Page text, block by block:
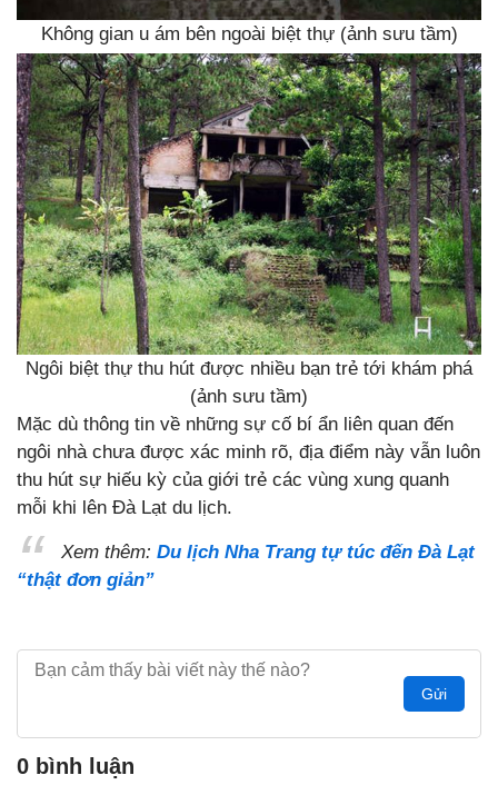
Không gian u ám bên ngoài biệt thự (ảnh sưu tầm)
Ngôi biệt thự thu hút được nhiều bạn trẻ tới khám phá
(ảnh sưu tầm)
Mặc dù thông tin về những sự cố bí ẩn liên quan đến
ngôi nhà chưa được xác minh rõ, địa điểm này vẫn luôn
thu hút sự hiếu kỳ của giới trẻ các vùng xung quanh
mỗi khi lên Đà Lạt du lịch.
Xem thêm: Du lịch Nha Trang tự túc đến Đà Lạt
“thật đơn giản”
Gửi
0 bình luận